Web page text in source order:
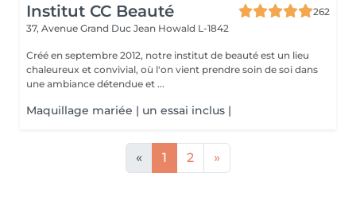
Institut CC Beauté
262
37, Avenue Grand Duc Jean Howald L-1842
Créé en septembre 2012, notre institut de beauté est un lieu
chaleureux et convivial, où l'on vient prendre soin de soi dans
une ambiance détendue et ...
Maquillage mariée | un essai inclus |
« 1 2 »